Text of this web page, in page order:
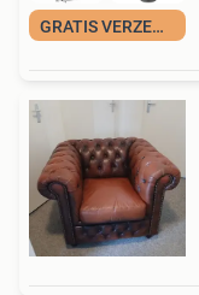
GRATIS VERZENDING